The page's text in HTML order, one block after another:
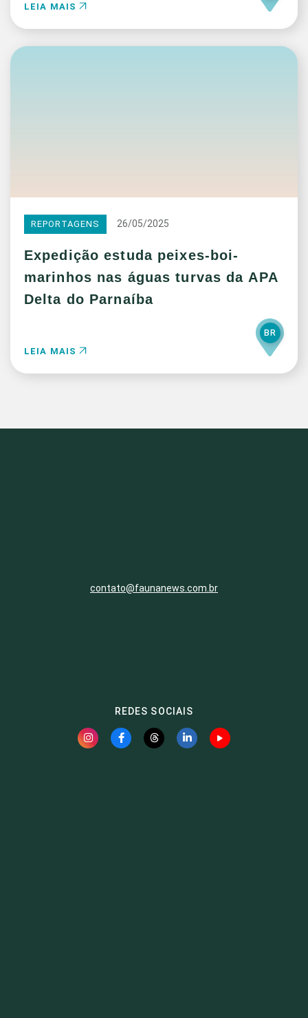
LEIA MAIS
REPORTAGENS 26/05/2025
Expedição estuda peixes-boi-
marinhos nas águas turvas da APA
Delta do Parnaíba
LEIA MAIS
BR
contato@faunanews.com.br
REDES SOCIAIS